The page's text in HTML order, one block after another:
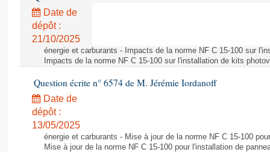
Date de
dépôt :
21/10/2025
énergie et carburants - Impacts de la norme NF C 15-100 sur
Impacts de la norme NF C 15-100 sur l'installation de kits
Question écrite n° 6574 de M. Jérémie Iordanoff
Date de
dépôt :
13/05/2025
énergie et carburants - Mise à jour de la norme NF C 15-100
Mise à jour de la norme NF C 15-100 pour l'installation de